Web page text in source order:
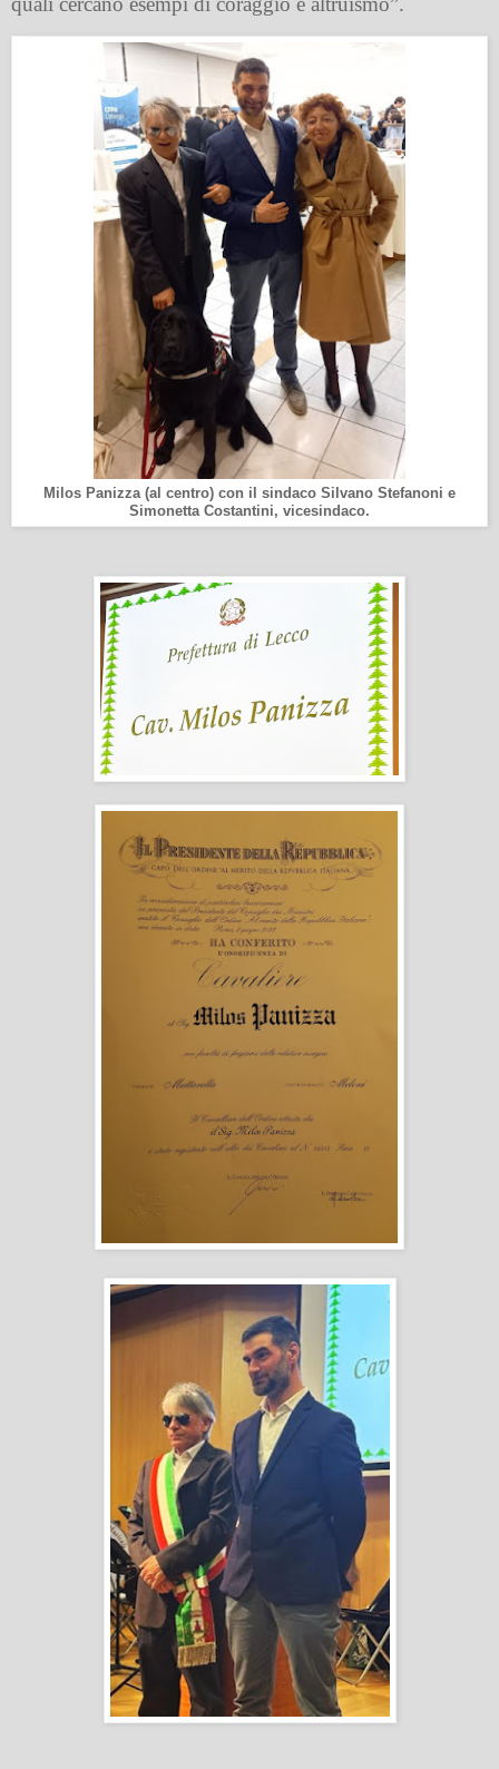
Milos Panizza (al centro) con il sindaco Silvano Stefanoni e
Simonetta Costantini, vicesindaco.